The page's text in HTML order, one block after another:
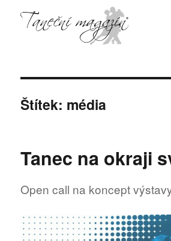
Štítek: média
Tanec na okraji
Open call na koncept